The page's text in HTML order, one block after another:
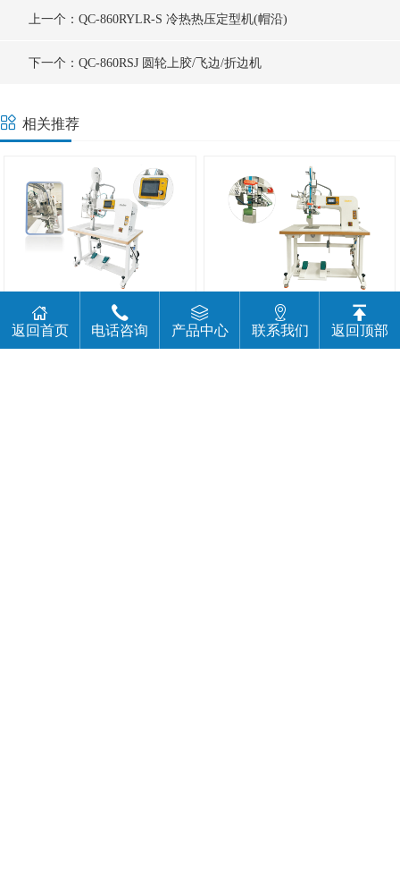
上一个：QC-860RYLR-S 冷热热压定型机(帽沿)
下一个：QC-860RSJ 圆轮上胶/飞边/折边机
相关推荐
QC-833 热气缝合密封机 QC-833GW 热气缝合封机
返回首页 电话咨询 产品中心 联系我们 返回顶部